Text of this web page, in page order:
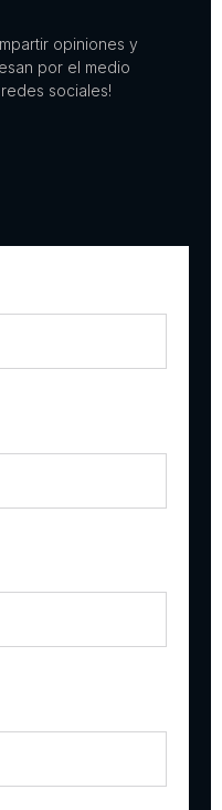
opiniones y
por el medio
sociales!